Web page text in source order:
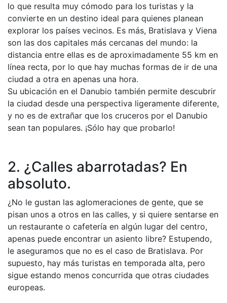
lo que resulta muy cómodo para los turistas y la
convierte en un destino ideal para quienes planean
explorar los países vecinos. Es más, Bratislava y Viena
son las dos capitales más cercanas del mundo: la
distancia entre ellas es de aproximadamente 55 km en
línea recta, por lo que hay muchas formas de ir de una
ciudad a otra en apenas una hora.
Su ubicación en el Danubio también permite descubrir
la ciudad desde una perspectiva ligeramente diferente,
y no es de extrañar que los cruceros por el Danubio
sean tan populares. ¡Sólo hay que probarlo!
2. ¿Calles abarrotadas? En
absoluto.
¿No le gustan las aglomeraciones de gente, que se
pisan unos a otros en las calles, y si quiere sentarse en
un restaurante o cafetería en algún lugar del centro,
apenas puede encontrar un asiento libre? Estupendo,
le aseguramos que no es el caso de Bratislava. Por
supuesto, hay más turistas en temporada alta, pero
sigue estando menos concurrida que otras ciudades
europeas.